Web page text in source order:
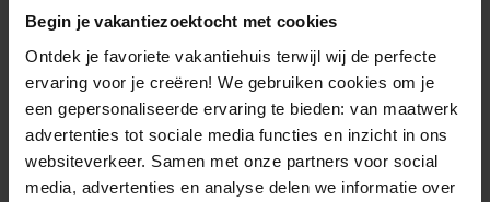
Begin je vakantiezoektocht met cookies
Ontdek je favoriete vakantiehuis terwijl wij de perfecte
ervaring voor je creëren! We gebruiken cookies om je
een gepersonaliseerde ervaring te bieden: van maatwerk
advertenties tot sociale media functies en inzicht in ons
websiteverkeer. Samen met onze partners voor social
media, advertenties en analyse delen we informatie over